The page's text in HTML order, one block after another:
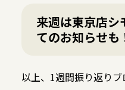
来週は東京店シ
てのお知らせも
以上、1週間振り返りブ